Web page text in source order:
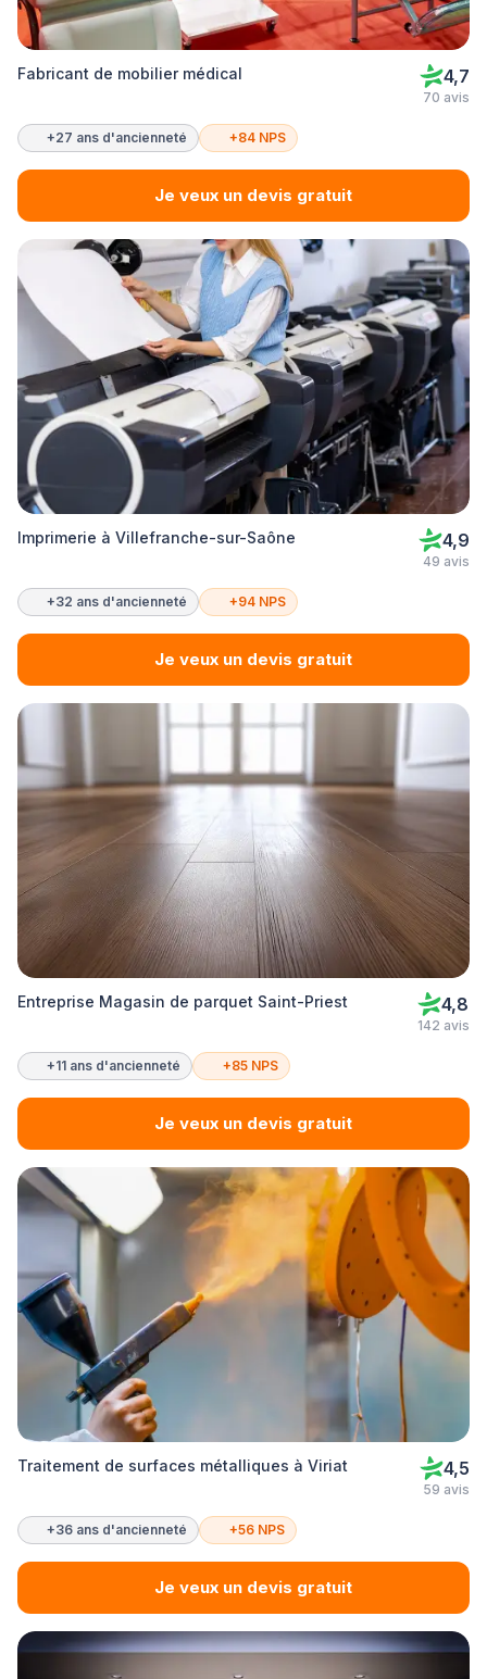
Fabricant de mobilier médical 4,7
70 avis
+27 ans d'ancienneté +84 NPS
Je veux un devis gratuit
Imprimerie à Villefranche-sur-Saône 4,9
49 avis
+32 ans d'ancienneté +94 NPS
Je veux un devis gratuit
Entreprise Magasin de parquet Saint-Priest 4,8
142 avis
+11 ans d'ancienneté +85 NPS
Je veux un devis gratuit
Traitement de surfaces métalliques à Viriat 4,5
59 avis
+36 ans d'ancienneté +56 NPS
Je veux un devis gratuit